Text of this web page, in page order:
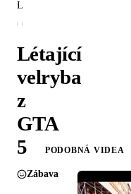
Létající
velryba
z
GTA
5
Zábava
PODOBNÁ VIDEA